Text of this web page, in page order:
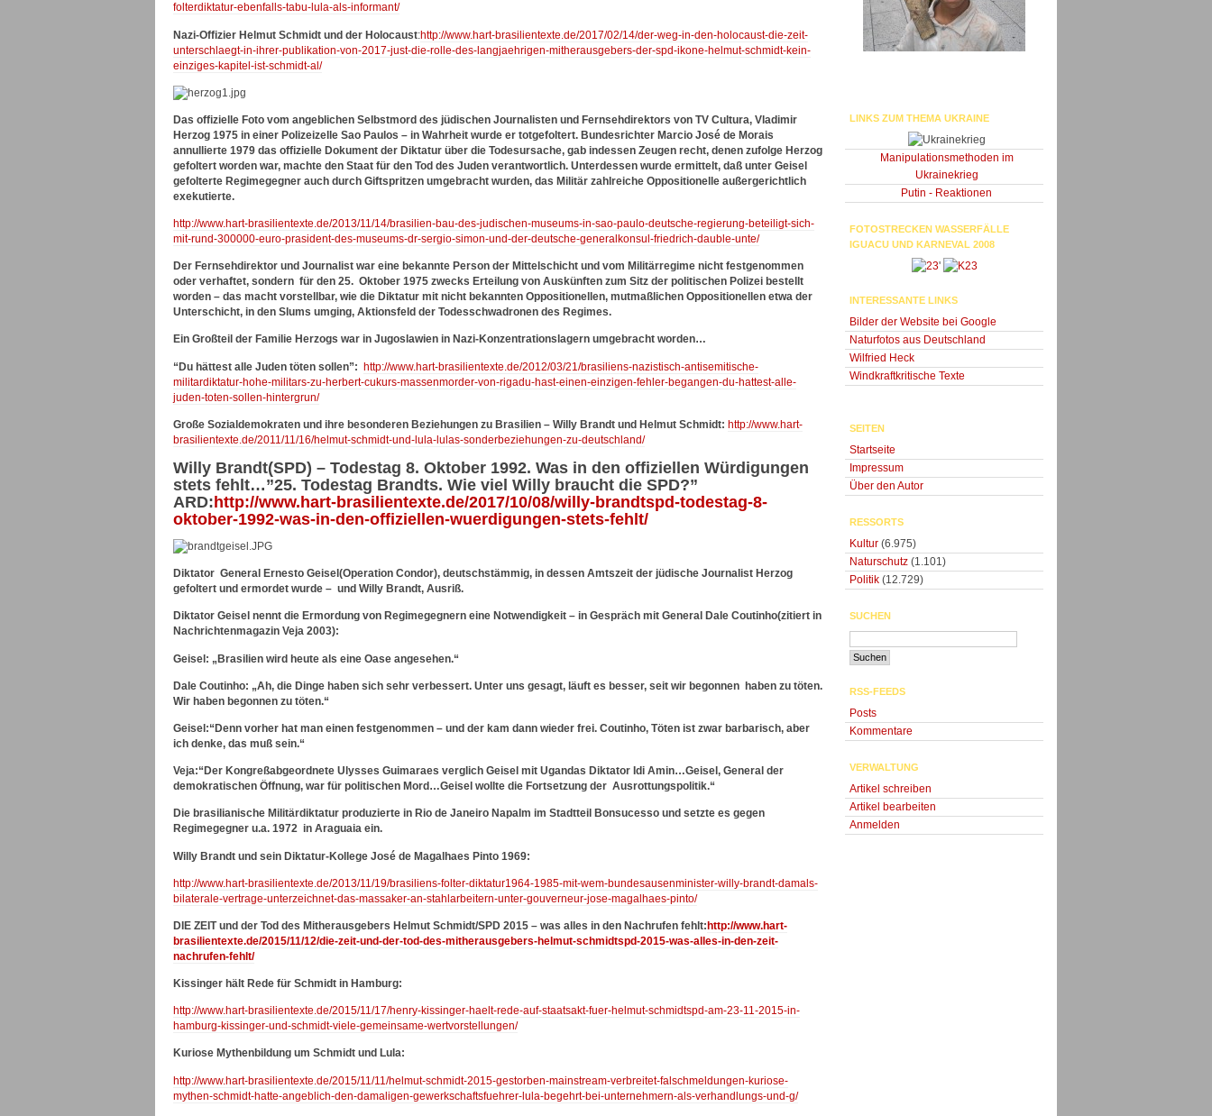
folterdiktatur-ebenfalls-tabu-lula-als-informant/
Nazi-Offizier Helmut Schmidt und der Holocaust:http://www.hart-brasilientexte.de/2017/02/14/der-weg-in-den-holocaust-die-zeit-
unterschlaegt-in-ihrer-publikation-von-2017-just-die-rolle-des-langjaehrigen-mitherausgebers-der-spd-ikone-helmut-schmidt-kein-
einziges-kapitel-ist-schmidt-al/
Das offizielle Foto vom angeblichen Selbstmord des jüdischen Journalisten und Fernsehdirektors von TV Cultura, Vladimir
Herzog 1975 in einer Polizeizelle Sao Paulos – in Wahrheit wurde er totgefoltert. Bundesrichter Marcio José de Morais
annullierte 1979 das offizielle Dokument der Diktatur über die Todesursache, gab indessen Zeugen recht, denen zufolge Herzog
gefoltert worden war, machte den Staat für den Tod des Juden verantwortlich. Unterdessen wurde ermittelt, daß unter Geisel
gefolterte Regimegegner auch durch Giftspritzen umgebracht wurden, das Militär zahlreiche Oppositionelle außergerichtlich
exekutierte.
http://www.hart-brasilientexte.de/2013/11/14/brasilien-bau-des-judischen-museums-in-sao-paulo-deutsche-regierung-beteiligt-sich-
mit-rund-300000-euro-prasident-des-museums-dr-sergio-simon-und-der-deutsche-generalkonsul-friedrich-dauble-unte/
Der Fernsehdirektor und Journalist war eine bekannte Person der Mittelschicht und vom Militärregime nicht festgenommen
oder verhaftet, sondern für den 25. Oktober 1975 zwecks Erteilung von Auskünften zum Sitz der politischen Polizei bestellt
worden – das macht vorstellbar, wie die Diktatur mit nicht bekannten Oppositionellen, mutmaßlichen Oppositionellen etwa der
Unterschicht, in den Slums umging, Aktionsfeld der Todesschwadronen des Regimes.
Ein Großteil der Familie Herzogs war in Jugoslawien in Nazi-Konzentrationslagern umgebracht worden…
“Du hättest alle Juden töten sollen”: http://www.hart-brasilientexte.de/2012/03/21/brasiliens-nazistisch-antisemitische-
militardiktatur-hohe-militars-zu-herbert-cukurs-massenmorder-von-rigadu-hast-einen-einzigen-fehler-begangen-du-hattest-alle-
juden-toten-sollen-hintergrun/
Große Sozialdemokraten und ihre besonderen Beziehungen zu Brasilien – Willy Brandt und Helmut Schmidt: http://www.hart-
brasilientexte.de/2011/11/16/helmut-schmidt-und-lula-lulas-sonderbeziehungen-zu-deutschland/
Willy Brandt(SPD) – Todestag 8. Oktober 1992. Was in den offiziellen Würdigungen
stets fehlt…”25. Todestag Brandts. Wie viel Willy braucht die SPD?”
ARD: http://www.hart-brasilientexte.de/2017/10/08/willy-brandtspd-todestag-8-
oktober-1992-was-in-den-offiziellen-wuerdigungen-stets-fehlt/
Diktator General Ernesto Geisel(Operation Condor), deutschstämmig, in dessen Amtszeit der jüdische Journalist Herzog
gefoltert und ermordet wurde – und Willy Brandt, Ausriß.
Diktator Geisel nennt die Ermordung von Regimegegnern eine Notwendigkeit – in Gespräch mit General Dale Coutinho(zitiert in
Nachrichtenmagazin Veja 2003):
Geisel: „Brasilien wird heute als eine Oase angesehen.“
Dale Coutinho: „Ah, die Dinge haben sich sehr verbessert. Unter uns gesagt, läuft es besser, seit wir begonnen haben zu töten.
Wir haben begonnen zu töten.“
Geisel:“Denn vorher hat man einen festgenommen – und der kam dann wieder frei. Coutinho, Töten ist zwar barbarisch, aber
ich denke, das muß sein.“
Veja:“Der Kongreßabgeordnete Ulysses Guimaraes verglich Geisel mit Ugandas Diktator Idi Amin…Geisel, General der
demokratischen Öffnung, war für politischen Mord…Geisel wollte die Fortsetzung der Ausrottungspolitik.“
Die brasilianische Militärdiktatur produzierte in Rio de Janeiro Napalm im Stadtteil Bonsucesso und setzte es gegen
Regimegegner u.a. 1972 in Araguaia ein.
Willy Brandt und sein Diktatur-Kollege José de Magalhaes Pinto 1969:
http://www.hart-brasilientexte.de/2013/11/19/brasiliens-folter-diktatur1964-1985-mit-wem-bundesausenminister-willy-brandt-damals-
bilaterale-vertrage-unterzeichnet-das-massaker-an-stahlarbeitern-unter-gouverneur-jose-magalhaes-pinto/
DIE ZEIT und der Tod des Mitherausgebers Helmut Schmidt/SPD 2015 – was alles in den Nachrufen fehlt:http://www.hart-
brasilientexte.de/2015/11/12/die-zeit-und-der-tod-des-mitherausgebers-helmut-schmidtspd-2015-was-alles-in-den-zeit-
nachrufen-fehlt/
Kissinger hält Rede für Schmidt in Hamburg:
http://www.hart-brasilientexte.de/2015/11/17/henry-kissinger-haelt-rede-auf-staatsakt-fuer-helmut-schmidtspd-am-23-11-2015-in-
hamburg-kissinger-und-schmidt-viele-gemeinsame-wertvorstellungen/
Kuriose Mythenbildung um Schmidt und Lula:
http://www.hart-brasilientexte.de/2015/11/11/helmut-schmidt-2015-gestorben-mainstream-verbreitet-falschmeldungen-kuriose-
mythen-schmidt-hatte-angeblich-den-damaligen-gewerkschaftsfuehrer-lula-begehrt-bei-unternehmern-als-verhandlungs-und-g/
LINKS ZUM THEMA UKRAINE
Manipulationsmethoden im
Ukrainekrieg
Putin - Reaktionen
FOTOSTRECKEN WASSERFÄLLE
IGUACU UND KARNEVAL 2008
'
INTERESSANTE LINKS
Bilder der Website bei Google
Naturfotos aus Deutschland
Wilfried Heck
Windkraftkritische Texte
SEITEN
Startseite
Impressum
Über den Autor
RESSORTS
Kultur (6.975)
Naturschutz (1.101)
Politik (12.729)
SUCHEN
RSS-FEEDS
Posts
Kommentare
VERWALTUNG
Artikel schreiben
Artikel bearbeiten
Anmelden